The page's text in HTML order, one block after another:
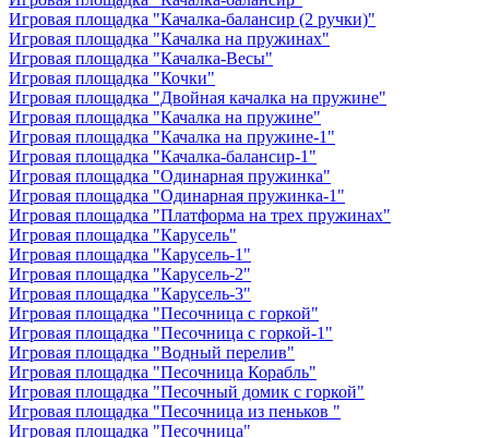
Игровая площадка "Качалка-балансир (2 ручки)"
Игровая площадка "Качалка на пружинах"
Игровая площадка "Качалка-Весы"
Игровая площадка "Кочки"
Игровая площадка "Двойная качалка на пружине"
Игровая площадка "Качалка на пружине"
Игровая площадка "Качалка на пружине-1"
Игровая площадка "Качалка-балансир-1"
Игровая площадка "Одинарная пружинка"
Игровая площадка "Одинарная пружинка-1"
Игровая площадка "Платформа на трех пружинах"
Игровая площадка "Карусель"
Игровая площадка "Карусель-1"
Игровая площадка "Карусель-2"
Игровая площадка "Карусель-3"
Игровая площадка "Песочница с горкой"
Игровая площадка "Песочница с горкой-1"
Игровая площадка "Водный перелив"
Игровая площадка "Песочница Корабль"
Игровая площадка "Песочный домик с горкой"
Игровая площадка "Песочница из пеньков "
Игровая площадка "Песочница"